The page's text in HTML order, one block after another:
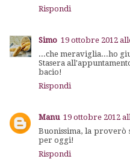
Rispondi
Simo 19 ottobre 2012
...che meraviglia...ho
Stasera
bacio!
Rispondi
Manu 19 ottobre 2012
Buonissima, la proverò
per oggi!
Rispondi